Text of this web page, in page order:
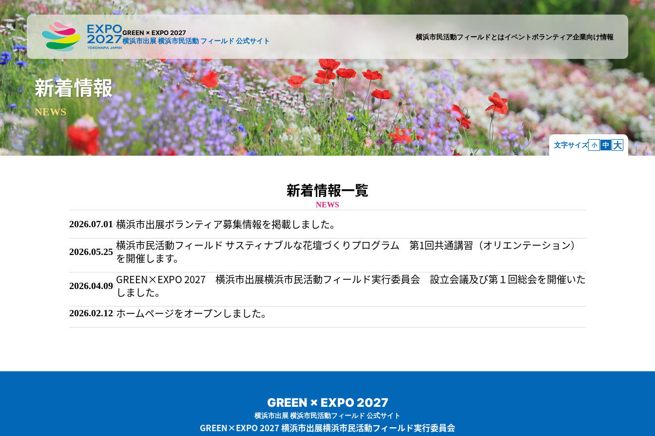
文字サイズ 小 中 大
新着情報
NEWS
GREEN × EXPO 2027
横浜市出展 横浜市民活動 フィールド 公式サイト 横浜市民活動フィールドとはイベント ボランティア企業向け情報
新着情報一覧
NEWS
2026.07.01/横浜市出展ボランティア募集情報を掲載しました。
2026.05.25/横浜市民活動フィールド サスティナブルな花壇づくりプログラム 第1回共通講習（オリエンテーション）
を開催します。
2026.04.09/GREEN×EXPO 2027 横浜市出展横浜市民活動フィールド実行委員会 設立会議及び第１回総会を開催いた
しました。
2026.02.12/ホームページをオープンしました。
GREEN × EXPO 2027
横浜市出展 横浜市民活動フィールド 公式サイト
GREEN×EXPO 2027 横浜市出展横浜市民活動フィールド実行委員会